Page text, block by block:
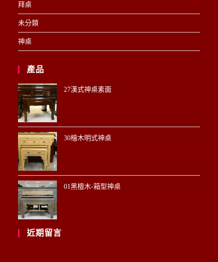
拜桌
未分類
神桌
產品
27漢式神桌素面
30檜木明式神桌
01黑檀木-箱型神桌
近期留言